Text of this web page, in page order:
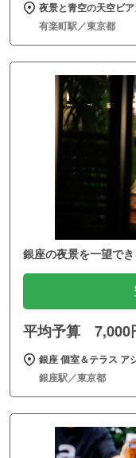
夜景と青空の天空ビ
有楽町駅／東京都
銀座の夜景を一望で
平均予算 7,000
銀座 個室＆テラス ア
銀座駅／東京都